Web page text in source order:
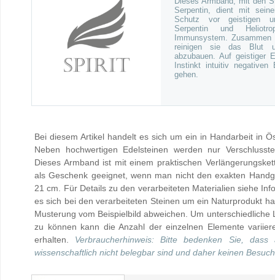
Serpentin, dient mit
Schutz vor geistigen
Serpentin und
Immunsystem.
reinigen sie das Blut
abzubauen. Auf geistiger
Instinkt intuitiv
gehen.
Bei diesem Artikel handelt es sich um ein in Handarbeit in
Neben hochwertigen Edelsteinen werden nur
Dieses Armband ist mit einem praktischen
als Geschenk geeignet, wenn man nicht den exakten
21 cm. Für Details zu den verarbeiteten Materialien siehe
es sich bei den verarbeiteten Steinen um ein Naturprodukt
Musterung vom Beispielbild abweichen. Um
zu können kann die Anzahl der einzelnen Elemente
erhalten. Verbraucherhinweis: Bitte bedenken Sie, dass
wissenschaftlich nicht belegbar sind und daher keinen